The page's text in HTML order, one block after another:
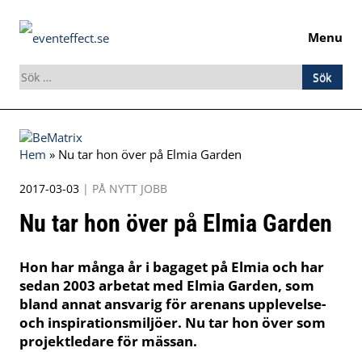
Menu
Sök
efter:
Skip
to
Hem » Nu tar hon över på Elmia Garden
2017-03-03 | PÅ NYTT JOBB
Nu tar hon över på Elmia Garden
Hon har många år i bagaget på Elmia och har
sedan 2003 arbetat med Elmia Garden, som
bland annat ansvarig för arenans upplevelse-
och inspirationsmiljöer. Nu tar hon över som
projektledare för mässan.